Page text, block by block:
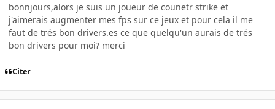
bonnjours,alors je suis un joueur de counetr strike et
j'aimerais augmenter mes fps sur ce jeux et pour cela il me
faut de trés bon drivers.es ce que quelqu'un aurais de trés
bon drivers pour moi? merci
Citer